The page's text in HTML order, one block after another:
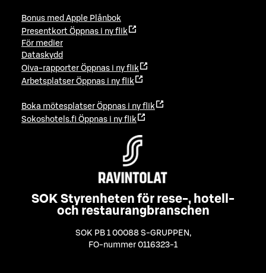
Bonus med Apple Plånbok
Presentkort Öppnas i ny flik
För medier
Dataskydd
Oiva-rapporter Öppnas i ny flik
Arbetsplatser Öppnas i ny flik
Boka mötesplatser Öppnas i ny flik
Sokoshotels.fi Öppnas i ny flik
SOK Styrenheten för rese-, hotell-
och restaurangbranschen
SOK PB 1 00088 S-GRUPPEN ,
FO-nummer 0116323-1